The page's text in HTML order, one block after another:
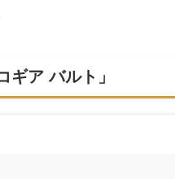
ア バルト」